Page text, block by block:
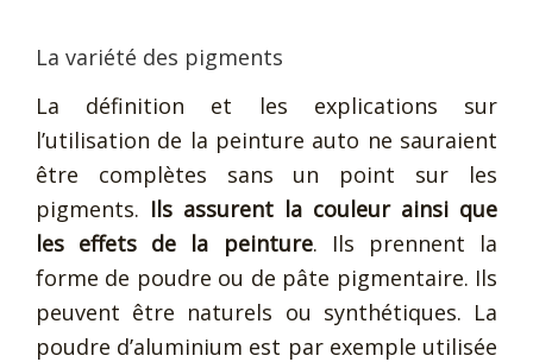
La variété des pigments
La définition et les explications sur
l’utilisation de la peinture auto ne sauraient
être complètes sans un point sur les
pigments. Ils assurent la couleur ainsi que
les effets de la peinture. Ils prennent la
forme de poudre ou de pâte pigmentaire. Ils
peuvent être naturels ou synthétiques. La
poudre d’aluminium est par exemple utilisée